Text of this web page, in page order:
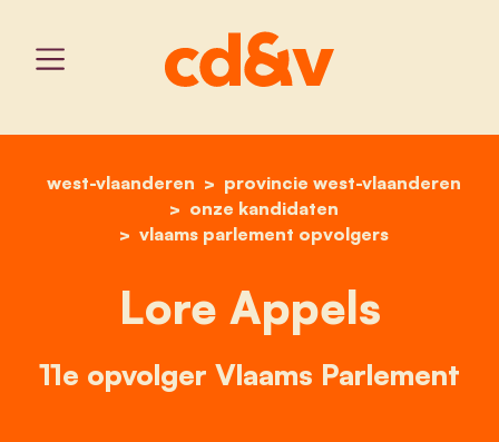
home
west-vlaanderen
provincie west-vlaanderen
onze kandidaten
vlaams parlement opvolgers
lore appels
Lore Appels
11e opvolger Vlaams Parlement